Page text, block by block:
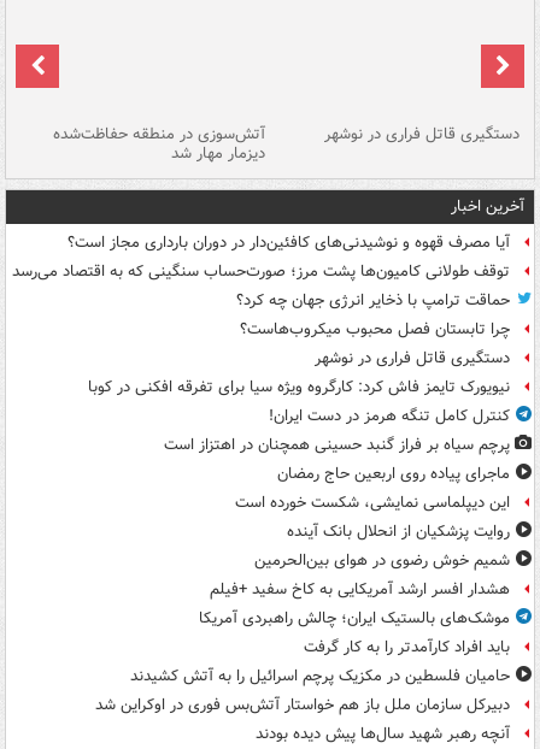
دستگیری قاتل فراری در نوشهر آتش‌سوزی در منطقه حفاظت‌شده
دیزمار مهار شد
آخرین اخبار
آیا مصرف قهوه و نوشیدنی‌های کافئین‌دار در دوران بارداری مجاز است؟
توقف طولانی کامیون‌ها پشت مرز؛ صورت‌حساب سنگینی که به اقتصاد می‌رسد
حماقت ترامپ با ذخایر انرژی جهان چه کرد؟
چرا تابستان فصل محبوب میکروب‌هاست؟
دستگیری قاتل فراری در نوشهر
نیویورک تایمز فاش کرد: کارگروه ویژه سیا برای تفرقه افکنی در کوبا
کنترل کامل تنگه هرمز در دست ایران!
پرچم سیاه بر فراز گنبد حسینی همچنان در اهتزاز است
ماجرای پیاده روی اربعین حاج رمضان
این دیپلماسی نمایشی، شکست خورده است
روایت پزشکیان از انحلال بانک آینده
شمیم خوش رضوی در هوای بین‌الحرمین
هشدار افسر ارشد آمریکایی به کاخ سفید +فیلم
موشک‌های بالستیک ایران؛ چالش راهبردی آمریکا
باید افراد کارآمدتر را به کار گرفت
حامیان فلسطین در مکزیک پرچم اسرائیل را به آتش کشیدند
دبیرکل سازمان ملل باز هم خواستار آتش‌بس فوری در اوکراین شد
آنچه رهبر شهید سال‌ها پیش دیده بودند